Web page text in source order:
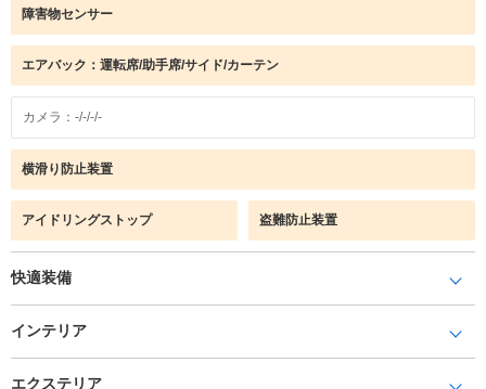
障害物センサー
エアバック：運転席/助手席/サイド/カーテン
カメラ：-/-/-/-
横滑り防止装置
アイドリングストップ 盗難防止装置
快適装備
インテリア
エクステリア